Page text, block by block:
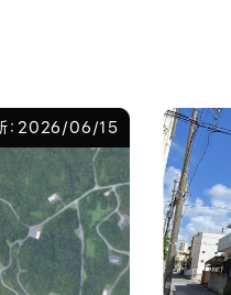
：2026/06/15